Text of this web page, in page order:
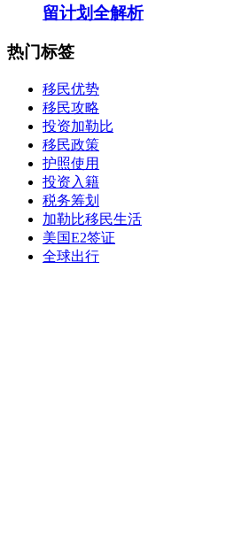
留计划全解析
热门标签
移民优势
移民攻略
投资加勒比
移民政策
护照使用
投资入籍
税务筹划
加勒比移民生活
美国E2签证
全球出行